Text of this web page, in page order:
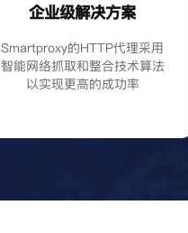
企业级解决方案
Smartproxy的HTTP代理采用
智能网络抓取和整合技术算法
以实现更高的成功率